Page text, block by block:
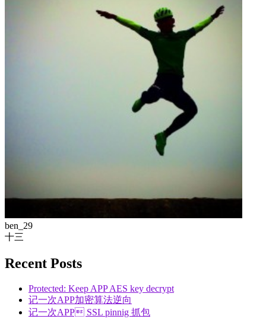
ben_29
十三
Recent Posts
Protected: Keep APP AES key decrypt
记一次APP加密算法逆向
记一次APP SSL pinnig 抓包